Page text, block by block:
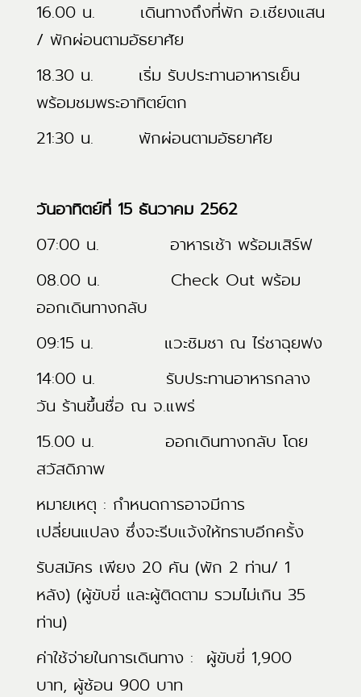
16.00 น. เดินทางถึงที่พัก อ.เชียงแสน
/ พักผ่อนตามอัธยาศัย
18.30 น. เริ่ม รับประทานอาหารเย็น
พร้อมชมพระอาทิตย์ตก
21:30 น. พักผ่อนตามอัธยาศัย
วันอาทิตย์ที่15 ธันวาคม 2562
07:00 น. อาหารเช้า พร้อมเสิร์ฟ
08.00 น. Check Out พร้อม
ออกเดินทางกลับ
09:15 น. แวะชิมชา ณ ไร่ชาฉุยฟง
14:00 น. รับประทานอาหารกลาง
วัน ร้านขึ้นชื่อ ณ จ.แพร่
15.00 น. ออกเดินทางกลับ โดย
สวัสดิภาพ
หมายเหตุ : กำหนดการอาจมีการ
เปลี่ยนแปลง ซึ่งจะรีบแจ้งให้ทราบอีกครั้ง
รับสมัคร เพียง 20 คัน (พัก 2 ท่าน/ 1
หลัง) (ผู้ขับขี่ และผู้ติดตาม รวมไม่เกิน 35
ท่าน)
ค่าใช้จ่ายในการเดินทาง : ผู้ขับขี่ 1,900
บาท, ผู้ซ้อน 900 บาท